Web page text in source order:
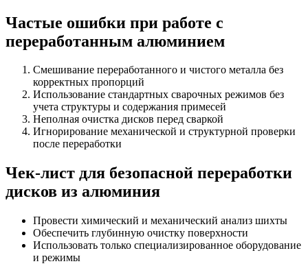
Частые ошибки при работе с
переработанным алюминием
Смешивание переработанного и чистого металла без
корректных пропорций
Использование стандартных сварочных режимов без
учета структуры и содержания примесей
Неполная очистка дисков перед сваркой
Игнорирование механической и структурной проверки
после переработки
Чек-лист для безопасной переработки
дисков из алюминия
Провести химический и механический анализ шихты
Обеспечить глубинную очистку поверхности
Использовать только специализированное оборудование
и режимы